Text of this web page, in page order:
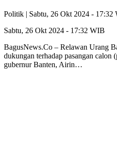
Politik | Sabtu, 26 Okt 2024 - 17:32
Sabtu, 26 Okt 2024 - 17:32 WIB
BagusNews.Co – Relawan Urang
dukungan terhadap pasangan calon
gubernur Banten, Airin…